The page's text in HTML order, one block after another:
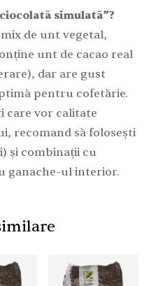
simulată”?
de unt vegetal,
unt de cacao real
dar are gust
pentru cofetărie.
care vor calitate
recomand să folosești
și combinații cu
ganache-ul interior.